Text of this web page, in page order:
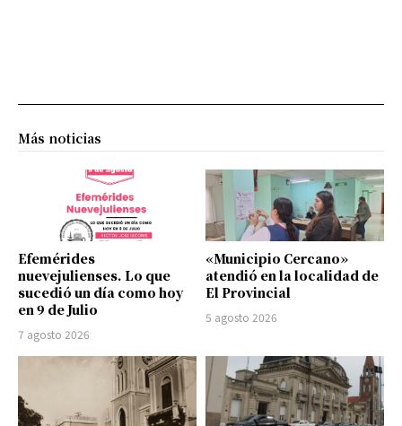
Más noticias
Efemérides
nuevejulienses. Lo que
sucedió un día como hoy
en 9 de Julio
7 agosto 2026
«Municipio Cercano»
atendió en la localidad de
El Provincial
5 agosto 2026